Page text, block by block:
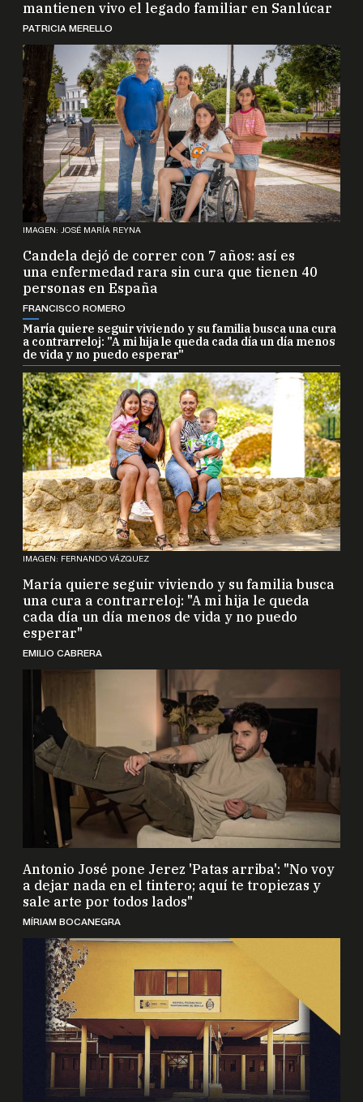
mantienen vivo el legado familiar en Sanlúcar
PATRICIA MERELLO
IMAGEN: JOSÉ MARÍA REYNA
Candela dejó de correr con 7 años: así es
una enfermedad rara sin cura que tienen 40
personas en España
FRANCISCO ROMERO
María quiere seguir viviendo y su familia busca una cura
a contrarreloj: "A mi hija le queda cada día un día menos
de vida y no puedo esperar"
IMAGEN: FERNANDO VÁZQUEZ
María quiere seguir viviendo y su familia busca
una cura a contrarreloj: "A mi hija le queda
cada día un día menos de vida y no puedo
esperar"
EMILIO CABRERA
Antonio José pone Jerez 'Patas arriba': "No voy
a dejar nada en el tintero; aquí te tropiezas y
sale arte por todos lados"
MÍRIAM BOCANEGRA